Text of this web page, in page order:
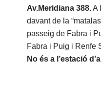
Av.Meridiana 388. A
davant de la
passeig de Fabra i
Fabra i Puig i Renfe
No és a l’estació